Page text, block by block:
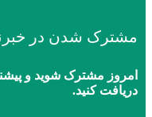
مشترک شدن در
امروز مشترک شوید و
دریافت کنید.